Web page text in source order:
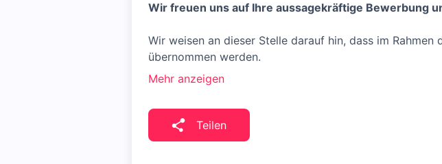
Wir freuen uns auf Ihre aussagekräftige Bewerbung
Wir weisen an dieser Stelle darauf hin, dass im
übernommen werden.
Mehr anzeigen
Teilen